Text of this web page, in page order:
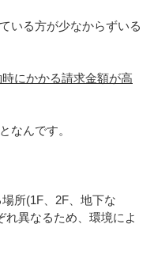
いる方が少なからずいる
にかかる請求金額が高
なんです。
所(1F、2F、地下な
異なるため、環境によ